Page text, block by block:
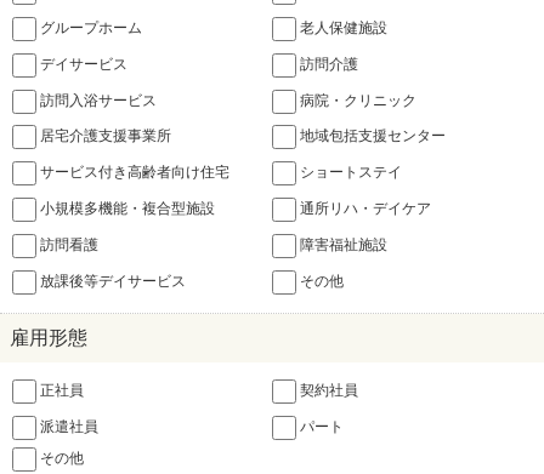
グループホーム 老人保健施設
デイサービス 訪問介護
訪問入浴サービス 病院・クリニック
居宅介護支援事業所 地域包括支援センター
サービス付き高齢者向け住宅 ショートステイ
小規模多機能・複合型施設 通所リハ・デイケア
訪問看護 障害福祉施設
放課後等デイサービス その他
雇用形態
正社員 契約社員
派遣社員
パート
その他